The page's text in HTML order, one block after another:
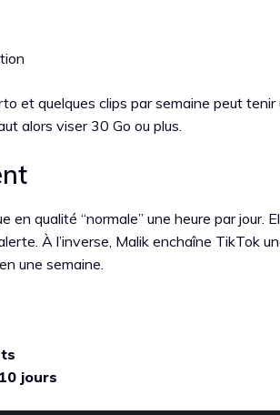
et quelques clips par semaine peut tenir
alors viser 30 Go ou plus.
qualité “normale” une heure par jour.
À l’inverse, Malik enchaîne TikTok
une semaine.
jours